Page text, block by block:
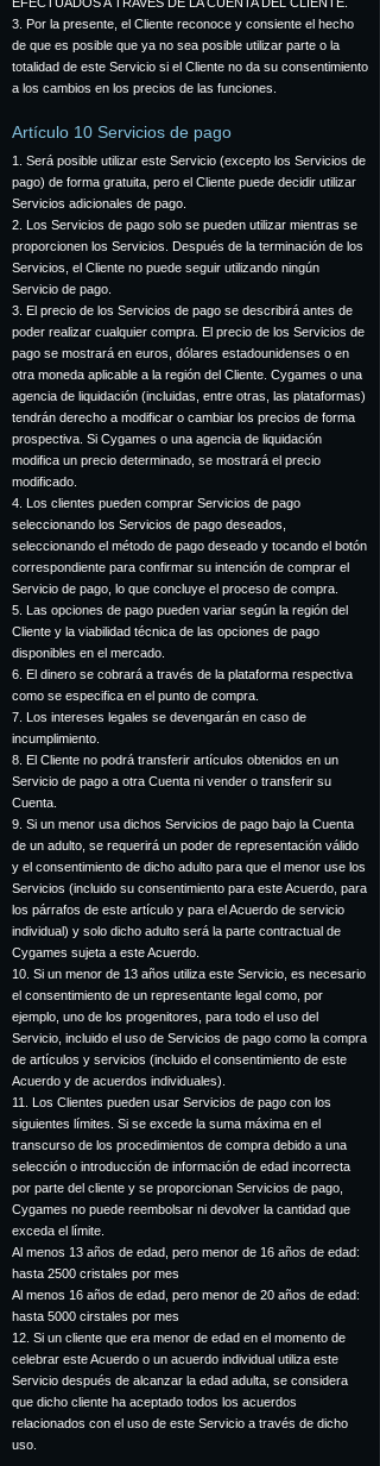
3. Por la presente, el Cliente reconoce y consiente el hecho
de que es posible que ya no sea posible utilizar parte o la
totalidad de este Servicio si el Cliente no da su consentimiento
a los cambios en los precios de las funciones.
Artículo 10 Servicios de pago
1. Será posible utilizar este Servicio (excepto los Servicios de
pago) de forma gratuita, pero el Cliente puede decidir utilizar
Servicios adicionales de pago.
2. Los Servicios de pago solo se pueden utilizar mientras se
proporcionen los Servicios. Después de la terminación de los
Servicios, el Cliente no puede seguir utilizando ningún
Servicio de pago.
3. El precio de los Servicios de pago se describirá antes de
poder realizar cualquier compra. El precio de los Servicios de
pago se mostrará en euros, dólares estadounidenses o en
otra moneda aplicable a la región del Cliente. Cygames o una
agencia de liquidación (incluidas, entre otras, las plataformas)
tendrán derecho a modificar o cambiar los precios de forma
prospectiva. Si Cygames o una agencia de liquidación
modifica un precio determinado, se mostrará el precio
modificado.
4. Los clientes pueden comprar Servicios de pago
seleccionando los Servicios de pago deseados,
seleccionando el método de pago deseado y tocando el botón
correspondiente para confirmar su intención de comprar el
Servicio de pago, lo que concluye el proceso de compra.
5. Las opciones de pago pueden variar según la región del
Cliente y la viabilidad técnica de las opciones de pago
disponibles en el mercado.
6. El dinero se cobrará a través de la plataforma respectiva
como se especifica en el punto de compra.
7. Los intereses legales se devengarán en caso de
incumplimiento.
8. El Cliente no podrá transferir artículos obtenidos en un
Servicio de pago a otra Cuenta ni vender o transferir su
Cuenta.
9. Si un menor usa dichos Servicios de pago bajo la Cuenta
de un adulto, se requerirá un poder de representación válido
y el consentimiento de dicho adulto para que el menor use los
Servicios (incluido su consentimiento para este Acuerdo, para
los párrafos de este artículo y para el Acuerdo de servicio
individual) y solo dicho adulto será la parte contractual de
Cygames sujeta a este Acuerdo.
10. Si un menor de 13 años utiliza este Servicio, es necesario
el consentimiento de un representante legal como, por
ejemplo, uno de los progenitores, para todo el uso del
Servicio, incluido el uso de Servicios de pago como la compra
de artículos y servicios (incluido el consentimiento de este
Acuerdo y de acuerdos individuales).
11. Los Clientes pueden usar Servicios de pago con los
siguientes límites. Si se excede la suma máxima en el
transcurso de los procedimientos de compra debido a una
selección o introducción de información de edad incorrecta
por parte del cliente y se proporcionan Servicios de pago,
Cygames no puede reembolsar ni devolver la cantidad que
exceda el límite.
Al menos 13 años de edad, pero menor de 16 años de edad:
hasta 2500 cristales por mes
Al menos 16 años de edad, pero menor de 20 años de edad:
hasta 5000 cirstales por mes
12. Si un cliente que era menor de edad en el momento de
celebrar este Acuerdo o un acuerdo individual utiliza este
Servicio después de alcanzar la edad adulta, se considera
que dicho cliente ha aceptado todos los acuerdos
relacionados con el uso de este Servicio a través de dicho
uso.